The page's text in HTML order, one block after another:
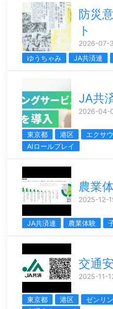
防災
ト
2026-07-
ゆうちゃみ
JA共済連
JA共
2026-04-
東京都 港区 エクサ
AIロールプレイ
農業
2025-12-
JA共済連 農業体験
交通
2025-11-
東京都 港区 ゼンリ